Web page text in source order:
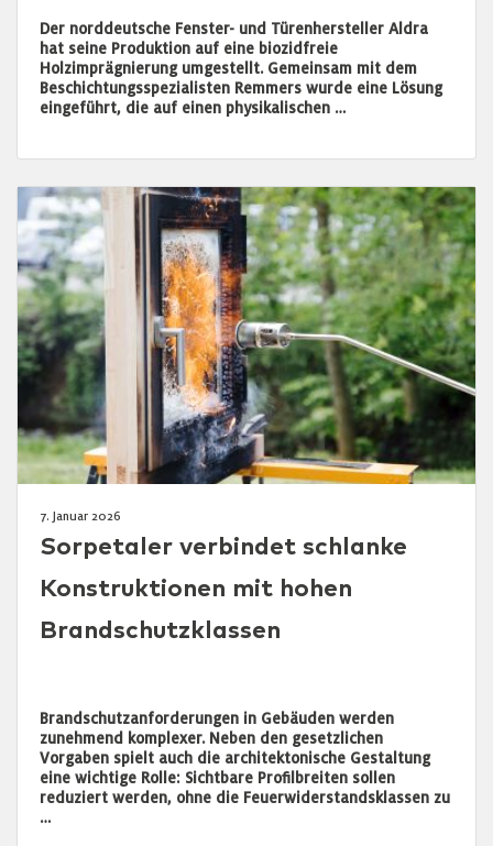
Der norddeutsche Fenster- und Türenhersteller Aldra
hat seine Produktion auf eine biozidfreie
Holzimprägnierung umgestellt. Gemeinsam mit dem
Beschichtungsspezialisten Remmers wurde eine Lösung
eingeführt, die auf einen physikalischen …
7. Januar 2026
Sorpetaler verbindet schlanke
Konstruktionen mit hohen
Brandschutzklassen
Brandschutzanforderungen in Gebäuden werden
zunehmend komplexer. Neben den gesetzlichen
Vorgaben spielt auch die architektonische Gestaltung
eine wichtige Rolle: Sichtbare Profilbreiten sollen
reduziert werden, ohne die Feuerwiderstandsklassen zu
…